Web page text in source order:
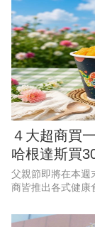
４大超商買
哈根達斯買
父親節即將在本週
商皆推出各式健康
定芋頭品項買一